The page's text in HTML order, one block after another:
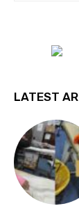
LATEST